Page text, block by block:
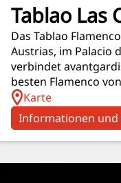
Tablao Las
Das Tablao
Austrias, im Palacio
verbindet
besten Flamenco
Karte
Informationen und